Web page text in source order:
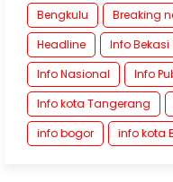
Bengkulu Breaking
Headline
Info Bekasi
Info Nasional
Info
Info kota Tangerang
info bogor
info kota